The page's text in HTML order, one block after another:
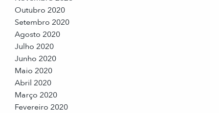
Outubro 2020
Setembro 2020
Agosto 2020
Julho 2020
Junho 2020
Maio 2020
Abril 2020
Março 2020
Fevereiro 2020